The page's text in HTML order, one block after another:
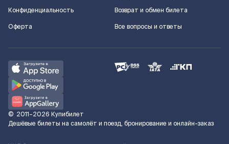
Конфиденциальность
Оферта
Возврат и обмен билета
Все вопросы и ответы
© 2011–2026 Купибилет
Дешёвые билеты на самолёт и поезд, бронирование и онлайн-заказ